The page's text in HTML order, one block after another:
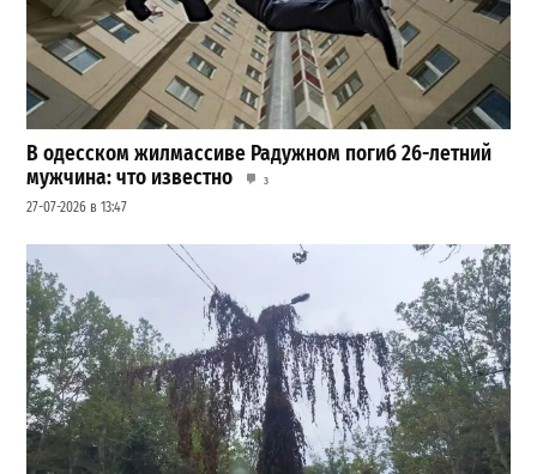
В одесском жилмассиве Радужном погиб 26-летний
мужчина: что известно
3
27-07-2026 в 13:47